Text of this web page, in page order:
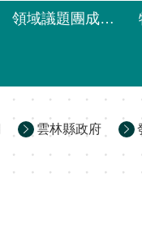
領域議題團成員名單
雲林縣政府